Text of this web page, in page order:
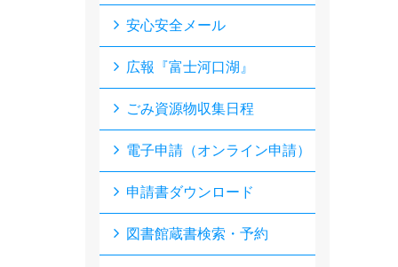
安心安全メール
広報『富士河口湖』
ごみ資源物収集日程
電子申請（オンライン申請）
申請書ダウンロード
図書館蔵書検索・予約